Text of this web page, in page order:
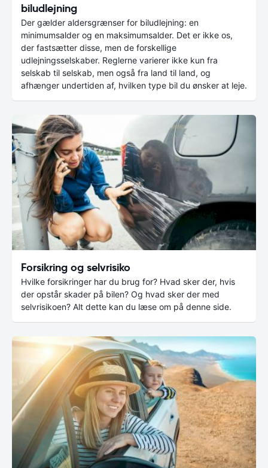
biludlejning
Der gælder aldersgrænser for biludlejning: en
minimumsalder og en maksimumsalder. Det er ikke os,
der fastsætter disse, men de forskellige
udlejningsselskaber. Reglerne varierer ikke kun fra
selskab til selskab, men også fra land til land, og
afhænger undertiden af, hvilken type bil du ønsker at leje.
Forsikring og selvrisiko
Hvilke forsikringer har du brug for? Hvad sker der, hvis
der opstår skader på bilen? Og hvad sker der med
selvrisikoen? Alt dette kan du læse om på denne side.